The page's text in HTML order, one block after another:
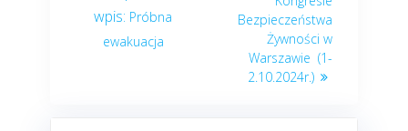
Próbna
ewakuacja
Bezpieczeństwa
Żywności w
Warszawie (1-
2.10.2024r.)